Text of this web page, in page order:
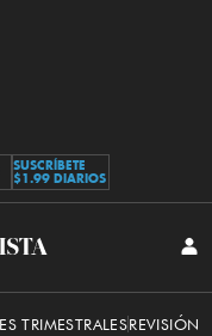
SUSCRÍBETE
$1.99 DIARIOS
TRIMESTRALESREVISIÓN